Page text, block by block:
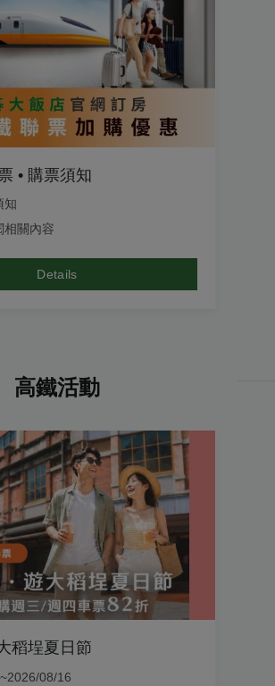
• 購票須知
知
相關內容
Details
高鐵活動
稻埕夏日節
08/16